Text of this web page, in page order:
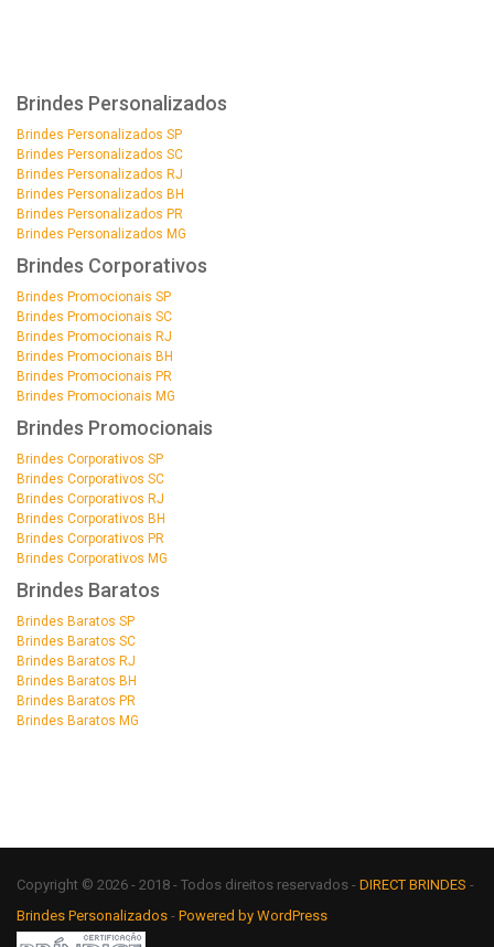
Brindes Personalizados
Brindes Personalizados SP
Brindes Personalizados SC
Brindes Personalizados RJ
Brindes Personalizados BH
Brindes Personalizados PR
Brindes Personalizados MG
Brindes Corporativos
Brindes Promocionais SP
Brindes Promocionais SC
Brindes Promocionais RJ
Brindes Promocionais BH
Brindes Promocionais PR
Brindes Promocionais MG
Brindes Promocionais
Brindes Corporativos SP
Brindes Corporativos SC
Brindes Corporativos RJ
Brindes Corporativos BH
Brindes Corporativos PR
Brindes Corporativos MG
Brindes Baratos
Brindes Baratos SP
Brindes Baratos SC
Brindes Baratos RJ
Brindes Baratos BH
Brindes Baratos PR
Brindes Baratos MG
Copyright © 2026 - 2018 - Todos direitos reservados - DIRECT BRINDES -
Brindes Personalizados - Powered by WordPress